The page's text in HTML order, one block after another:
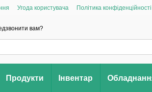
Угода користувача
Політика конфіденційності
вам?
Продукти Інвентар